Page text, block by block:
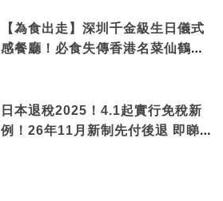
【為食出走】深圳千金級生日儀式
感餐廳！必食失傳香港名菜仙鶴神
日本退稅2025！4.1起實行免稅新
例！26年11月新制先付後退 即睇步